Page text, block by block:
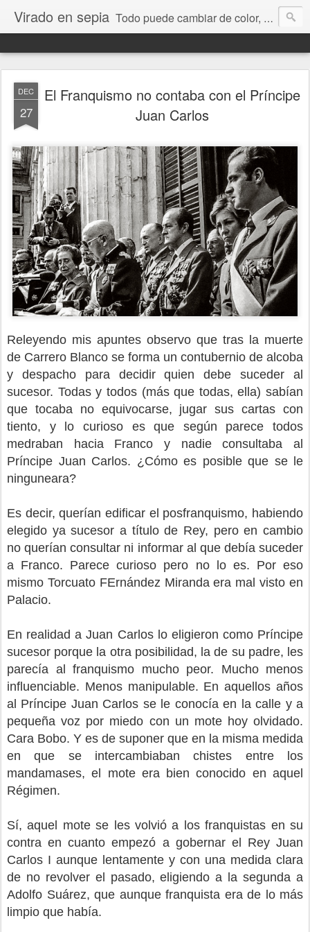
Virado en sepia Todo puede cambiar de color, depende de nosotros y de nuestra capacidad para aprender a mirar. Hablamos de sociedad, economía, empresa, política, RRHH, formación. De Historia reciente, de educación y de temas sociales.
DEC
27
El Franquismo no contaba con el Príncipe
Juan Carlos
Releyendo mis apuntes observo que tras la muerte
de Carrero Blanco se forma un contubernio de alcoba
y despacho para decidir quien debe suceder al
sucesor. Todas y todos (más que todas, ella) sabían
que tocaba no equivocarse, jugar sus cartas con
tiento, y lo curioso es que según parece todos
medraban hacia Franco y nadie consultaba al
Príncipe Juan Carlos. ¿Cómo es posible que se le
ninguneara?
Es decir, querían edificar el posfranquismo, habiendo
elegido ya sucesor a título de Rey, pero en cambio
no querían consultar ni informar al que debía suceder
a Franco. Parece curioso pero no lo es. Por eso
mismo Torcuato FErnández Miranda era mal visto en
Palacio.
En realidad a Juan Carlos lo eligieron como Príncipe
sucesor porque la otra posibilidad, la de su padre, les
parecía al franquismo mucho peor. Mucho menos
influenciable. Menos manipulable. En aquellos años
al Príncipe Juan Carlos se le conocía en la calle y a
pequeña voz por miedo con un mote hoy olvidado.
Cara Bobo. Y es de suponer que en la misma medida
en que se intercambiaban chistes entre los
mandamases, el mote era bien conocido en aquel
Régimen.
Sí, aquel mote se les volvió a los franquistas en su
contra en cuanto empezó a gobernar el Rey Juan
Carlos I aunque lentamente y con una medida clara
de no revolver el pasado, eligiendo a la segunda a
Adolfo Suárez, que aunque franquista era de lo más
limpio que había.